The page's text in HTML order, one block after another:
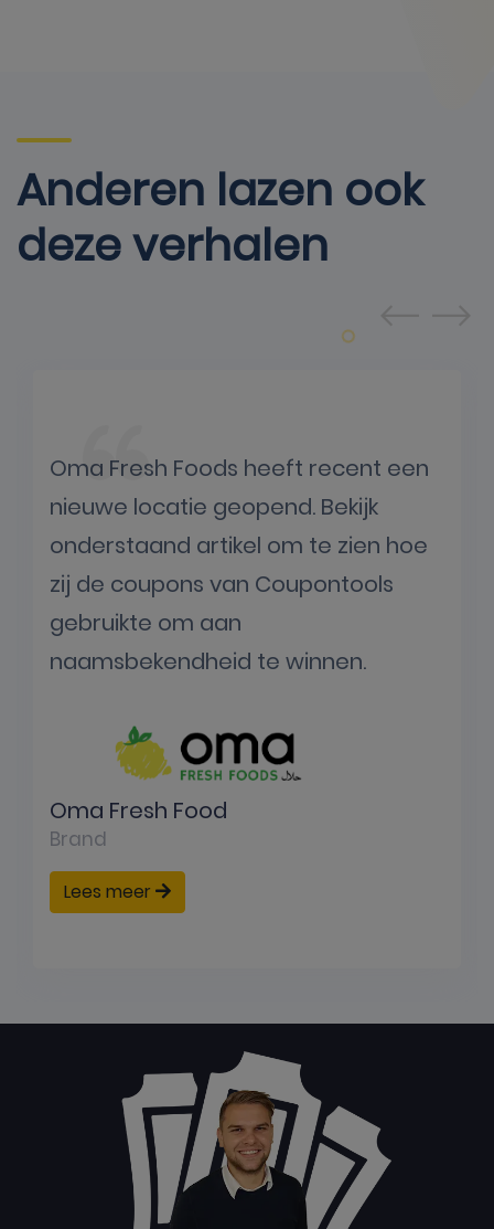
Anderen lazen ook
deze verhalen
Oma Fresh Foods heeft recent een
nieuwe locatie geopend. Bekijk
onderstaand artikel om te zien hoe
zij de coupons van Coupontools
gebruikte om aan
naamsbekendheid te winnen.
Oma Fresh Food
Brand
Lees meer